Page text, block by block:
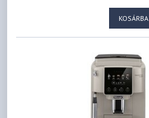
KOSÁRBA